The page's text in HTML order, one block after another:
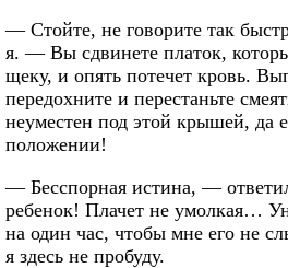
— Стойте, не говорите так
я. — Вы сдвинете платок,
щеку, и опять потечет кровь.
передохните и перестаньте
неуместен под этой крышей, да
положении!
— Бесспорная истина, —
ребенок! Плачет не умолкая…
на один час, чтобы мне его не
я здесь не пробуду.